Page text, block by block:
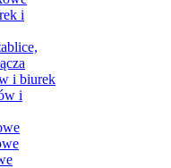
i
i biurek
i